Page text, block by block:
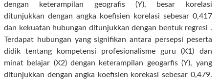
dengan keterampilan geografis (Y), besar korelasi
ditunjukkan dengan angka koefisien korelasi sebesar 0,417
dan kekuatan hubungan ditunjukkan dengan bentuk regresi .
Terdapat hubungan yang signifikan antara persepsi peserta
didik tentang kompetensi profesionalisme guru (X1) dan
minat belajar (X2) dengan keterampilan geogarfis (Y), yang
ditunjukkan dengan angka koefisien korekasi sebesar 0,479.